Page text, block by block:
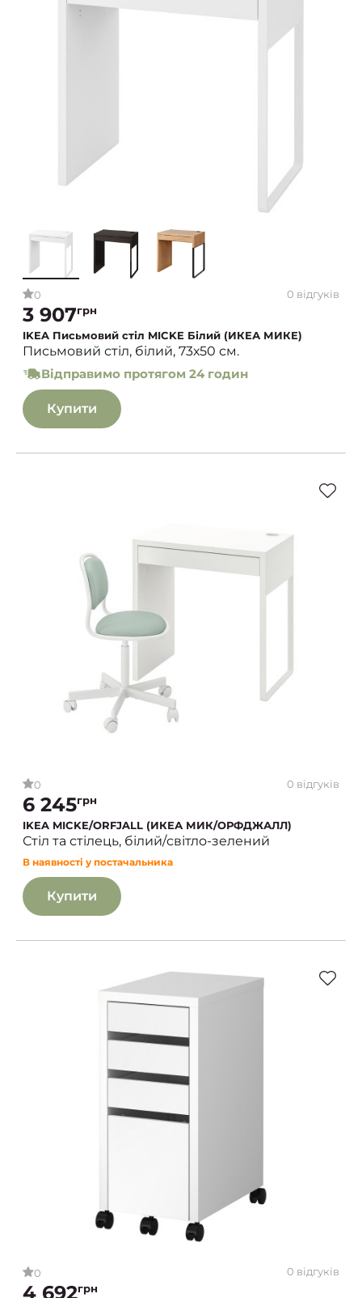
0 0 відгуків
3 907грн
IKEA Письмовий стіл MICKE Білий (ИКЕА МИКЕ)
Письмовий стіл, білий, 73х50 см.
Відправимо протягом 24 годин
Купити
0 0 відгуків
6 245грн
IKEA MICKE/ORFJALL (ИКЕА МИК/ОРФДЖАЛЛ)
Стіл та стілець, білий/світло-зелений
В наявності у постачальника
Купити
0 0 відгуків
4 692грн